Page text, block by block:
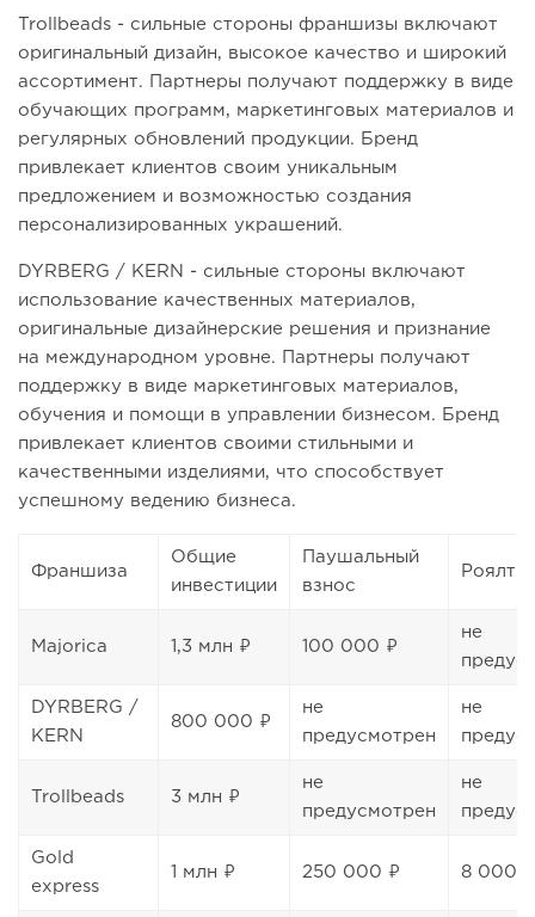
Trollbeads - сильные стороны франшизы включают
оригинальный дизайн, высокое качество и широкий
ассортимент. Партнеры получают поддержку в виде
обучающих программ, маркетинговых материалов и
регулярных обновлений продукции. Бренд
привлекает клиентов своим уникальным
предложением и возможностью создания
персонализированных украшений.
DYRBERG / KERN - сильные стороны включают
использование качественных материалов,
оригинальные дизайнерские решения и признание
на международном уровне. Партнеры получают
поддержку в виде маркетинговых материалов,
обучения и помощи в управлении бизнесом. Бренд
привлекает клиентов своими стильными и
качественными изделиями, что способствует
успешному ведению бизнеса.
Франшиза
Общие
инвестиции
Паушальный
взнос
Роялти
Majorica 1,3 млн ₽ 100 000 ₽
не
DYRBERG /
KERN
800 000 ₽
не
предусмотрен
не
Trollbeads 3 млн ₽
не
предусмотрен
не
Gold
express
1 млн ₽ 250 000 ₽ 8 000 ₽